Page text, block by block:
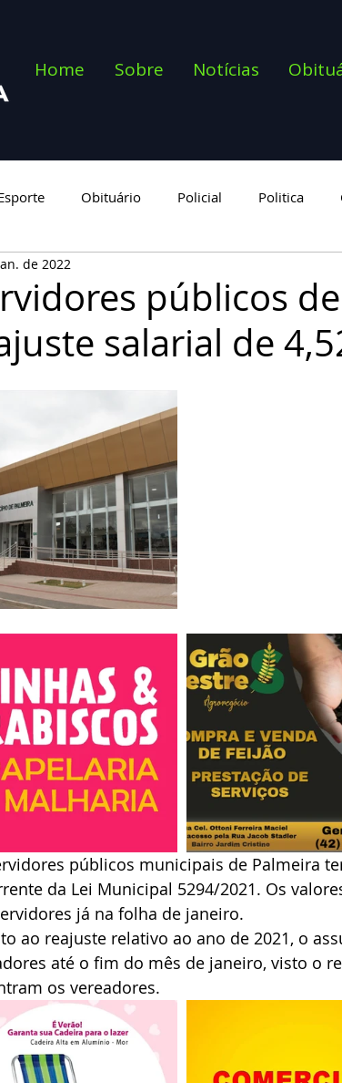
Home Sobre Notícias
Obituário Policial Politica
Nova categoria
públicos
salarial de
de 2022
públicos municipais de Palmeira
da Lei Municipal 5294/2021. Os
já na folha de janeiro.
ao reajuste relativo ao ano de 2021, o
até o fim do mês de janeiro, visto o
os vereadores.